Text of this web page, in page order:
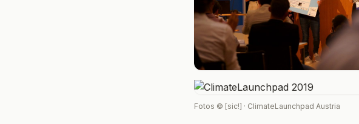
Fotos © [sic!] · ClimateLaunchpad Austria